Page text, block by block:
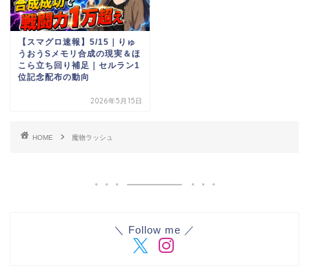
【スマグロ速報】5/15｜りゅ
うおうSメモリ合成の現実＆ほ
こら立ち回り補足｜セルラン1
位記念配布の動向
2026年5月15日
HOME 魔物ラッシュ
＼ Follow me ／